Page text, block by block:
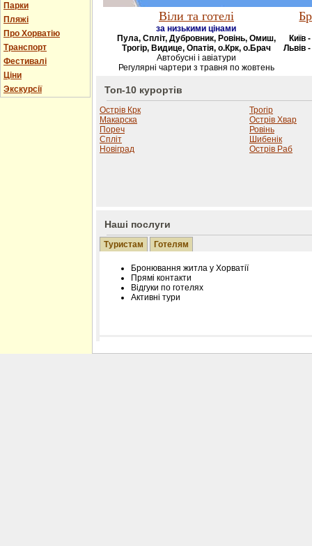
Парки
Пляжі
Про Хорватію
Транспорт
Фестивалі
Ціни
Экскурсії
Віли та готелі
за низькими цінами
Пула, Спліт, Дубровник, Ровінь, Омиш,
Трогір, Видице, Опатія, о.Крк, о.Брач
Автобусні і авіатури
Регулярні чартери з травня по жовтень
Київ
Львів
Топ-10 курортів
Острів Крк
Макарска
Пореч
Спліт
Новіград
Трогір
Острів Хвар
Ровінь
Шибенік
Острів Раб
Наші послуги
Туристам Готелям
Бронювання житла у Хорватії
Прямі контакти
Відгуки по готелях
Активні тури
Розміщення інформації про готель на